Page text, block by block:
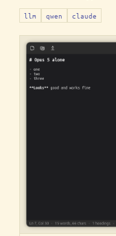
llm qwen claude